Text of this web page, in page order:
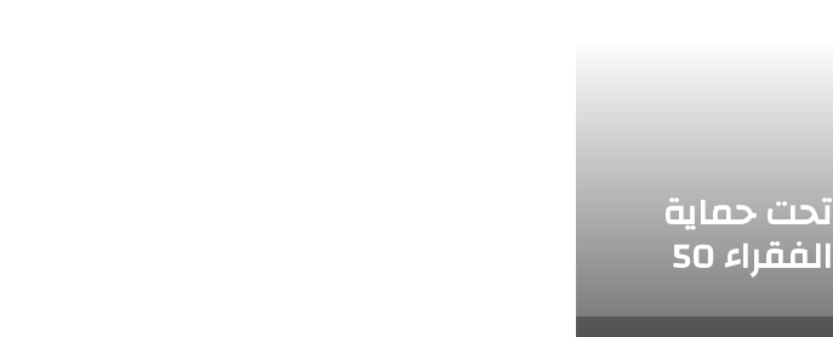
حملة ضد البناء العشوائي بطنجة